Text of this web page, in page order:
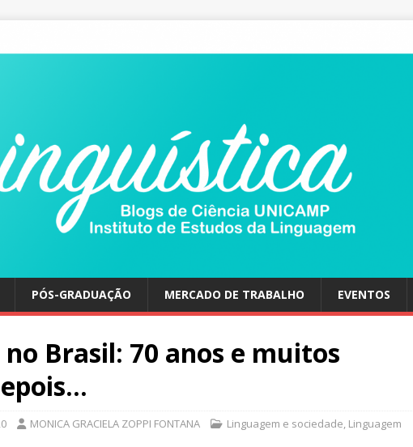
PÓS-GRADUAÇÃO MERCADO DE TRABALHO EVENTOS
Brasil: 70 anos e muitos
MONICA GRACIELA ZOPPI FONTANA Linguagem e sociedade, Linguagem